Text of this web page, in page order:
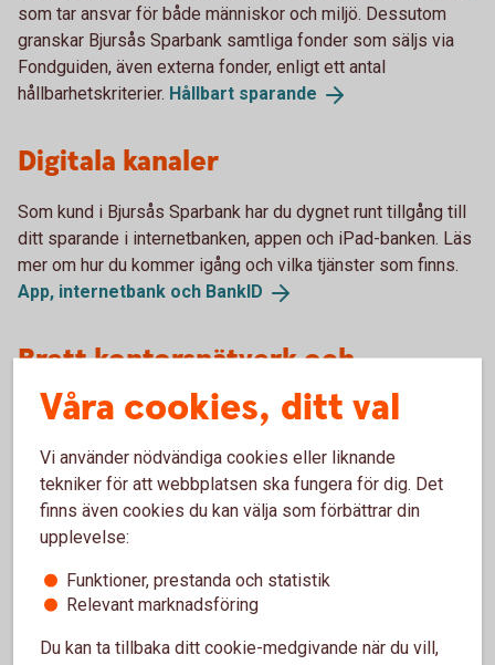
som tar ansvar för både människor och miljö. Dessutom
granskar Bjursås Sparbank samtliga fonder som säljs via
Fondguiden, även externa fonder, enligt ett antal
hållbarhetskriterier. Hållbart sparande
Digitala kanaler
Som kund i Bjursås Sparbank har du dygnet runt tillgång till
ditt sparande i internetbanken, appen och iPad-banken. Läs
mer om hur du kommer igång och vilka tjänster som finns.
App, internetbank och BankID
Brett kontorsnätverk och
Kundcenter
Vi har bankkontor i hela Sverige, dit du är välkommen om du
har frågor kring ditt sparande. Du kan även
kontakta Kundcenter på 023-70 58 60 om du vill prata med
en rådgivare.
Guider
Genom bankens olika guider kan du på egen hand, i
Våra cookies, ditt val
Vi använder nödvändiga cookies eller liknande
tekniker för att webbplatsen ska fungera för dig. Det
finns även cookies du kan välja som förbättrar din
upplevelse:
Funktioner, prestanda och statistik
Relevant marknadsföring
Du kan ta tillbaka ditt cookie-medgivande när du vill,